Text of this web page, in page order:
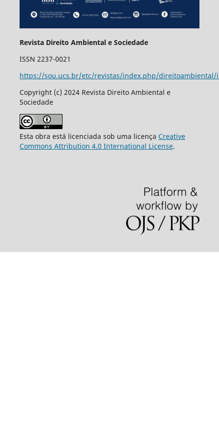
Revista Direito Ambiental e Sociedade
ISSN 2237-0021
https://sou.ucs.br/etc/revistas/index.php/direitoambiental/
Copyright (c) 2024 Revista Direito Ambiental e
Sociedade
Esta obra está licenciada sob uma licença Creative
Commons Attribution 4.0 International License.